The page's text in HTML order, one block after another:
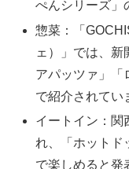
ぺんシリーズ」
惣菜：「
ェ）」では、新
アパッツァ」「
で紹介されてい
イートイン：関
れ、「ホットド
で楽しめると発